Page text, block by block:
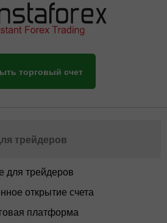
торговый счет
трейдеров
для трейдеров
открытие счета
платформа